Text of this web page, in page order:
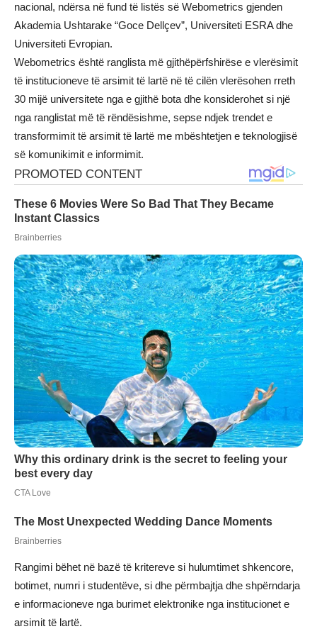
nacional, ndërsa në fund të listës së Webometrics gjenden
Akademia Ushtarake “Goce Dellçev”, Universiteti ESRA dhe
Universiteti Evropian.
Webometrics është ranglista më gjithëpërfshirëse e vlerësimit
të institucioneve të arsimit të lartë në të cilën vlerësohen rreth
30 mijë universitete nga e gjithë bota dhe konsiderohet si një
nga ranglistat më të rëndësishme, sepse ndjek trendet e
transformimit të arsimit të lartë me mbështetjen e teknologjisë
së komunikimit e informimit.
Rangimi bëhet në bazë të kritereve si hulumtimet shkencore,
botimet, numri i studentëve, si dhe përmbajtja dhe shpërndarja
e informacioneve nga burimet elektronike nga institucionet e
arsimit të lartë.